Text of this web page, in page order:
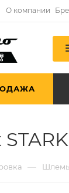
О компании
—